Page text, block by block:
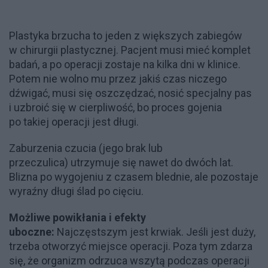
Plastyka brzucha to jeden z większych zabiegów
w chirurgii plastycznej. Pacjent musi mieć komplet
badań, a po operacji zostaje na kilka dni w klinice.
Potem nie wolno mu przez jakiś czas niczego
dźwigać, musi się oszczędzać, nosić specjalny pas
i uzbroić się w cierpliwość, bo proces gojenia
po takiej operacji jest długi.
Zaburzenia czucia (jego brak lub
przeczulica) utrzymuje się nawet do dwóch lat.
Blizna po wygojeniu z czasem blednie, ale pozostaje
wyraźny długi ślad po cięciu.
Możliwe powikłania i efekty
uboczne: Najczęstszym jest krwiak. Jeśli jest duży,
trzeba otworzyć miejsce operacji. Poza tym zdarza
się, że organizm odrzuca wszytą podczas operacji